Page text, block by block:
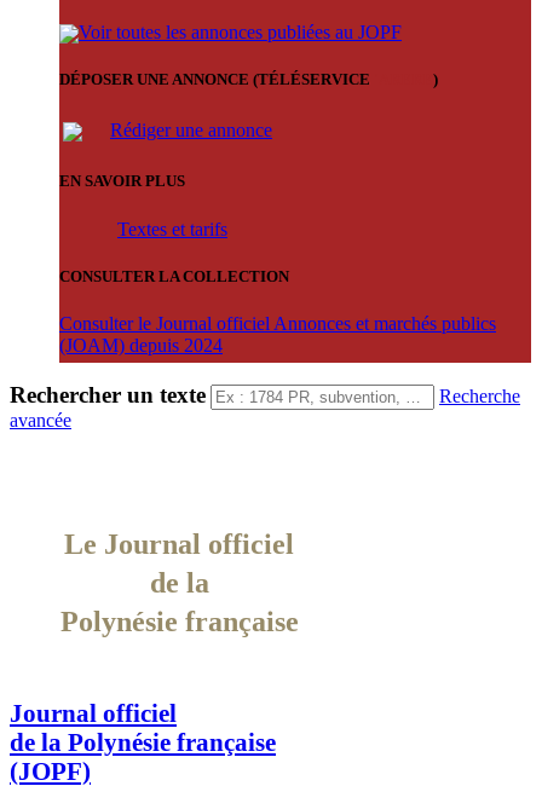
Voir toutes les annonces publiées au JOPF
DÉPOSER UNE ANNONCE (TÉLÉSERVICE )
Rédiger une annonce
EN SAVOIR PLUS
Textes et tarifs
CONSULTER LA COLLECTION
Consulter le Journal officiel Annonces et marchés publics
(JOAM) depuis 2024
Rechercher un texte
Recherche
avancée
Le Journal officiel
de la
Polynésie française
Journal officiel
de la Polynésie française
(JOPF)